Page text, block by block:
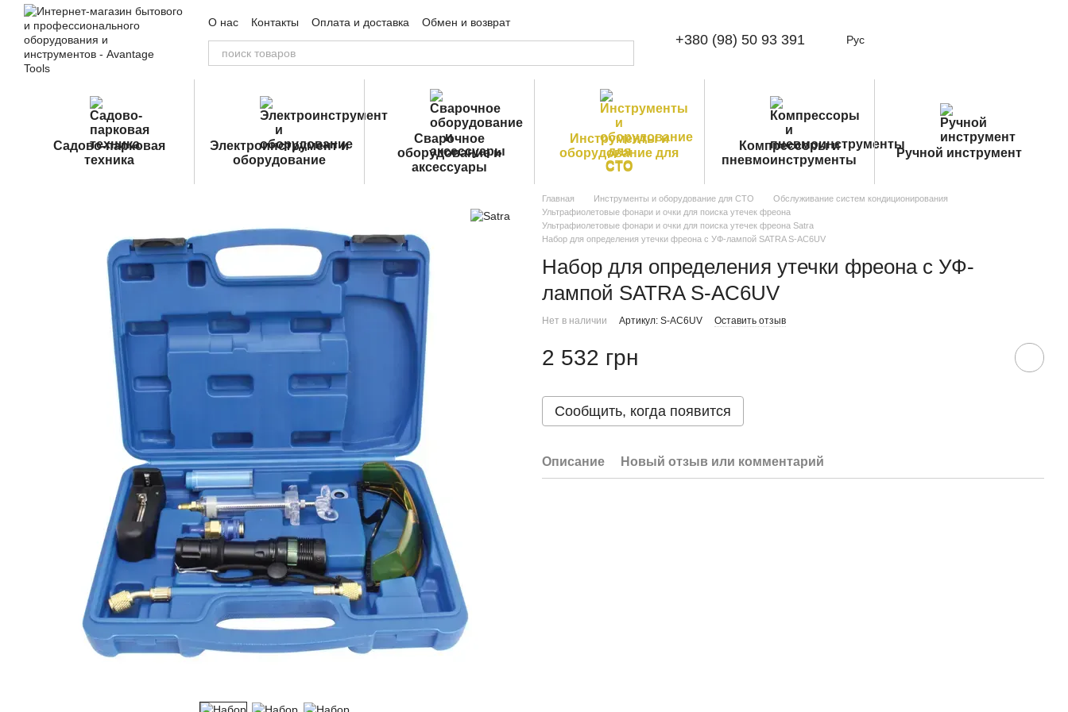
Перейти к основному контенту
О нас Контакты Оплата и доставка
Обмен и возврат
Пользовательское соглашение
Публичная оферта +380 (98) 50 93 391 Рус
Садово-парковая
техника
Электроинструмент и
оборудование
Сварочное
оборудование и
аксессуары
Инструменты и
оборудование для
СТО
Компрессоры и
пневмоинструменты
Ручной инструмент
Главная Инструменты и оборудование для СТО
Обслуживание систем кондиционирования
Ультрафиолетовые фонари и очки для поиска утечек фреона
Ультрафиолетовые фонари и очки для поиска утечек фреона Satra
Набор для определения утечки фреона с УФ-лампой SATRA S-AC6UV
Набор для определения утечки фреона с УФ-
лампой SATRA S-AC6UV
Нет в наличии Артикул: S-AC6UV Оставить отзыв
2 532 грн
Сообщить, когда появится
Описание Новый отзыв или комментарий